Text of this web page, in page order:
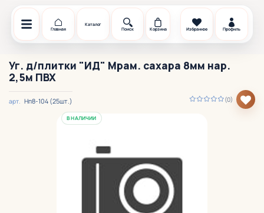
Главная
Каталог
Поиск
Корзина Избранное Профиль
Уг. д/плитки "ИД" Мрам. сахара 8мм нар.
2,5м ПВХ
(0)
арт. Нп8-104 (25шт.)
В НАЛИЧИИ